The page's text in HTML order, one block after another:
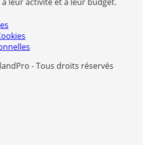
- Tous droits réservés